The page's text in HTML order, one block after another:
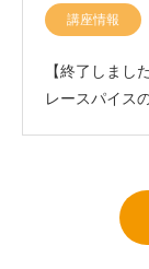
講座情報
【終了しまし
レースパイス